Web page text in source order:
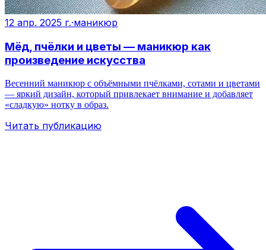
12 апр. 2025 г.·маникюр
Мёд, пчёлки и цветы — маникюр как
произведение искусства
Весенний маникюр с объёмными пчёлками, сотами и цветами
— яркий дизайн, который привлекает внимание и добавляет
«сладкую» нотку в образ.
Читать публикацию